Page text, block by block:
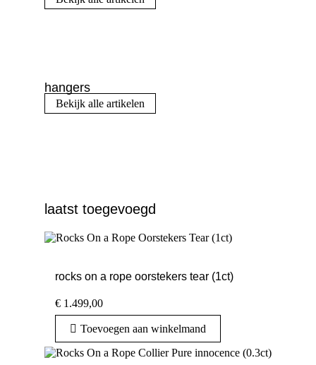
hangers
Bekijk alle artikelen
laatst toegevoegd
rocks on a rope oorstekers tear (1ct)
€ 1.499,00
Toevoegen aan winkelmand